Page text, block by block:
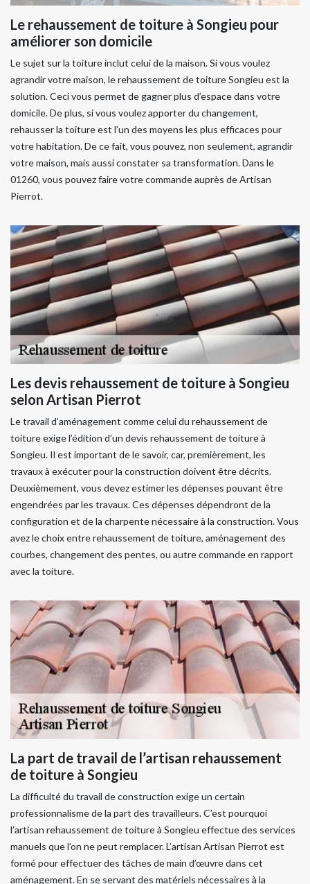
Le rehaussement de toiture à Songieu pour
améliorer son domicile
Le sujet sur la toiture inclut celui de la maison. Si vous voulez
agrandir votre maison, le rehaussement de toiture Songieu est la
solution. Ceci vous permet de gagner plus d’espace dans votre
domicile. De plus, si vous voulez apporter du changement,
rehausser la toiture est l’un des moyens les plus efficaces pour
votre habitation. De ce fait, vous pouvez, non seulement, agrandir
votre maison, mais aussi constater sa transformation. Dans le
01260, vous pouvez faire votre commande auprès de Artisan
Pierrot.
Les devis rehaussement de toiture à Songieu
selon Artisan Pierrot
Le travail d’aménagement comme celui du rehaussement de
toiture exige l’édition d’un devis rehaussement de toiture à
Songieu. Il est important de le savoir, car, premièrement, les
travaux à exécuter pour la construction doivent être décrits.
Deuxièmement, vous devez estimer les dépenses pouvant être
engendrées par les travaux. Ces dépenses dépendront de la
configuration et de la charpente nécessaire à la construction. Vous
avez le choix entre rehaussement de toiture, aménagement des
courbes, changement des pentes, ou autre commande en rapport
avec la toiture.
La part de travail de l’artisan rehaussement
de toiture à Songieu
La difficulté du travail de construction exige un certain
professionnalisme de la part des travailleurs. C’est pourquoi
l’artisan rehaussement de toiture à Songieu effectue des services
manuels que l’on ne peut remplacer. L’artisan Artisan Pierrot est
formé pour effectuer des tâches de main d’œuvre dans cet
aménagement. En se servant des matériels nécessaires à la